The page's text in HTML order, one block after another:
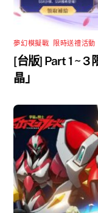
夢幻模擬戰 限時送禮活動
[台版] Part 1 ~ 3
晶」